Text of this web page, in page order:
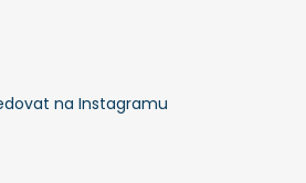
na Instagramu